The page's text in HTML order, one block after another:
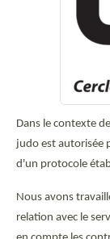
Dans le contexte
judo est autorisée
d'un protocole
Nous avons
relation avec le